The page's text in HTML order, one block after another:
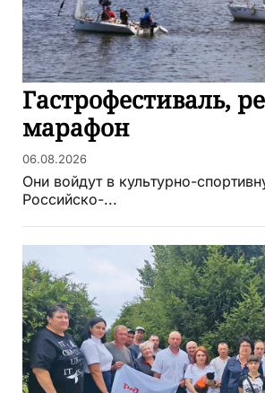
Гастрофестиваль,
марафон
06.08.2026
Они войдут в культурно-
Российско-...